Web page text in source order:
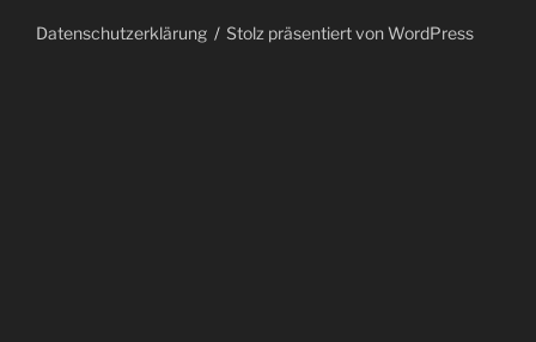
Datenschutzerklärung Stolz präsentiert von WordPress